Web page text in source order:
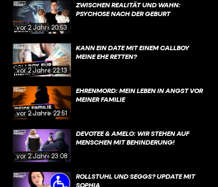
vor 2 Jahren20:53
ZWISCHEN REALITÄT UND WAHN:
PSYCHOSE NACH DER GEBURT
vor 2 Jahren22:13
KANN EIN DATE MIT EINEM CALLBOY
MEINE EHE RETTEN?
vor 2 Jahren22:51
EHRENMORD: MEIN LEBEN IN ANGST VOR
MEINER FAMILIE
vor 2 Jahren23:08
DEVOTEE & AMELO: WIR STEHEN AUF
MENSCHEN MIT BEHINDERUNG!
ROLLSTUHL UND SEGGS? UPDATE MIT
SOPHIA